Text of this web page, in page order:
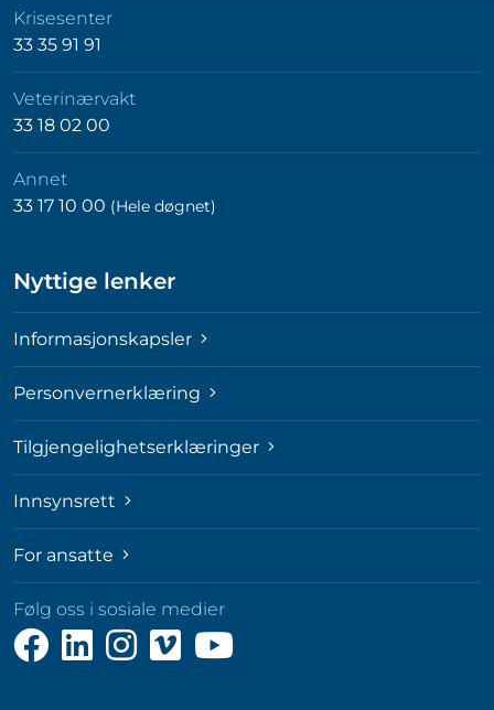
Krisesenter
33 35 91 91
Veterinærvakt
33 18 02 00
Annet
33 17 10 00 (Hele døgnet)
Nyttige lenker
Informasjonskapsler
Personvernerklæring
Tilgjengelighetserklæringer
Innsynsrett
For ansatte
Følg oss i sosiale medier
Følg
oss
Følg
oss
Følg
oss
Følg
oss
Følg
oss